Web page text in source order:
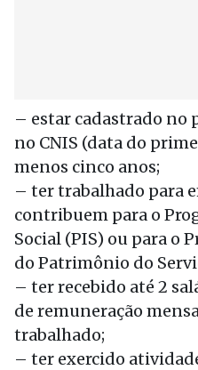
– estar cadastrado no
no CNIS (data do
menos cinco anos;
– ter trabalhado para
contribuem para o
Social (PIS) ou para o
do Patrimônio do
– ter recebido até 2
de remuneração
trabalhado;
– ter exercido